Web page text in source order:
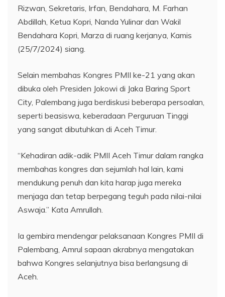
Rizwan, Sekretaris, Irfan, Bendahara, M. Farhan
Abdillah, Ketua Kopri, Nanda Yulinar dan Wakil
Bendahara Kopri, Marza di ruang kerjanya, Kamis
(25/7/2024) siang.
Selain membahas Kongres PMII ke-21 yang akan
dibuka oleh Presiden Jokowi di Jaka Baring Sport
City, Palembang juga berdiskusi beberapa persoalan,
seperti beasiswa, keberadaan Perguruan Tinggi
yang sangat dibutuhkan di Aceh Timur.
“Kehadiran adik-adik PMII Aceh Timur dalam rangka
membahas kongres dan sejumlah hal lain, kami
mendukung penuh dan kita harap juga mereka
menjaga dan tetap berpegang teguh pada nilai-nilai
Aswaja.” Kata Amrullah.
Ia gembira mendengar pelaksanaan Kongres PMII di
Palembang, Amrul sapaan akrabnya mengatakan
bahwa Kongres selanjutnya bisa berlangsung di
Aceh.